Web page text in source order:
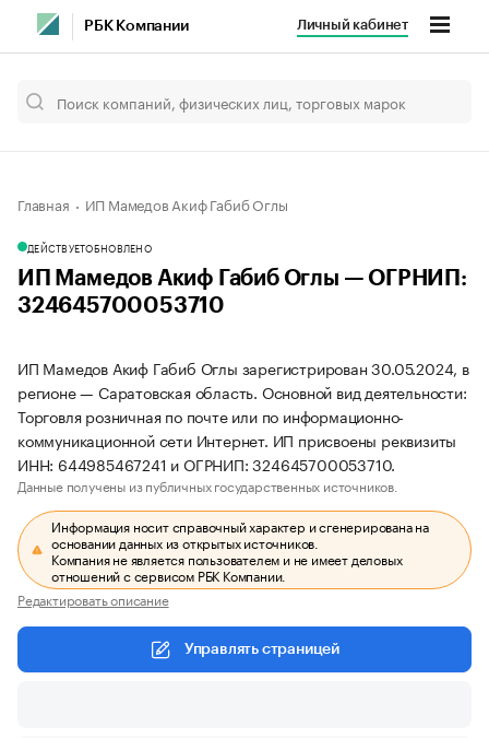
РБК Компании Личный кабинет
Главная ИП Мамедов Акиф Габиб Оглы
ДЕЙСТВУЕТОБНОВЛЕНО
ИП Мамедов Акиф Габиб Оглы — ОГРНИП:
324645700053710
ИП Мамедов Акиф Габиб Оглы зарегистрирован 30.05.2024, в
регионе — Саратовская область. Основной вид деятельности:
Торговля розничная по почте или по информационно-
коммуникационной сети Интернет. ИП присвоены реквизиты
ИНН: 644985467241 и ОГРНИП: 324645700053710.
Данные получены из публичных государственных источников.
Информация носит справочный характер и сгенерирована на
основании данных из открытых источников.
Компания не является пользователем и не имеет деловых
отношений с сервисом РБК Компании.
Редактировать описание
Управлять страницей